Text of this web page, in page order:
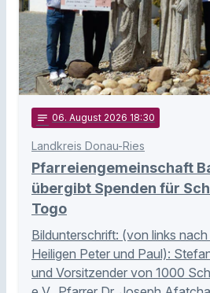
notes 06. August 2026 18:30
Landkreis Donau-Ries
Pfarreiengemeinschaft
übergibt Spenden für
Togo
Bildunterschrift: (von links
Heiligen Peter und Paul):
und Vorsitzender von 1000